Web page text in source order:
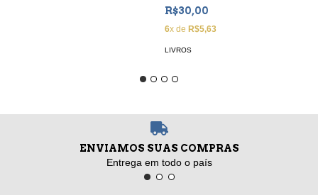
R$30,00
6x de R$5,63
LIVROS
ENVIAMOS SUAS COMPRAS
Entrega em todo o país